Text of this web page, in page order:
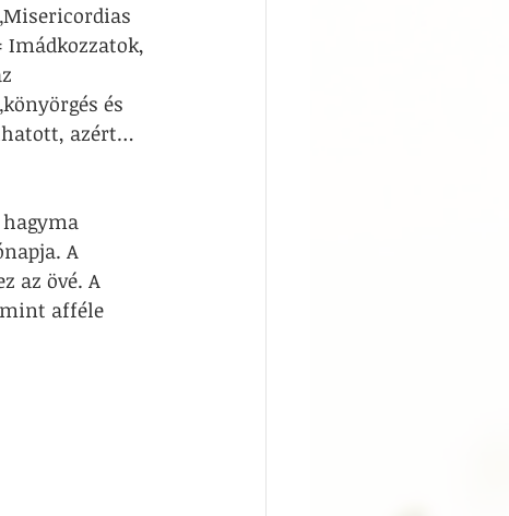
Imádkozzatok,
és
azért…
A
az övé. A
afféle